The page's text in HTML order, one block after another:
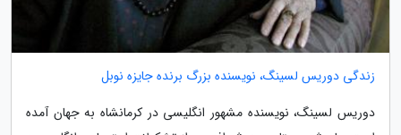
زندگی دوریس لسینگ، نویسنده بزرگ برنده جایزه نوبل
دوریس لسینگ، نویسنده مشهور انگلیسی در کرمانشاه به جهان آمده